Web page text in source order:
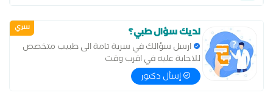
سري لديك سؤال طبي؟
ارسل سؤالك في سرية تامة الى طبيب متخصص
للاجابة عليه في اقرب وقت
إسأل دكتور